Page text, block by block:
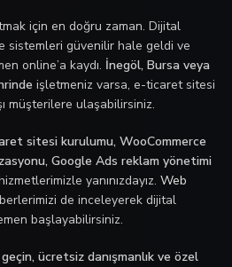
için en doğru zaman. Dijital
sistemleri güvenilir hale geldi ve
online’a kaydı. İnegöl, Bursa veya
işletmeniz varsa, e-ticaret sitesi
müşterilere ulaşabilirsiniz.
sitesi kurulumu, WooCommerce
Google Ads reklam yönetimi
yanınızdayız. Web
de inceleyerek dijital
başlayabilirsiniz.
ücretsiz danışmanlık ve özel